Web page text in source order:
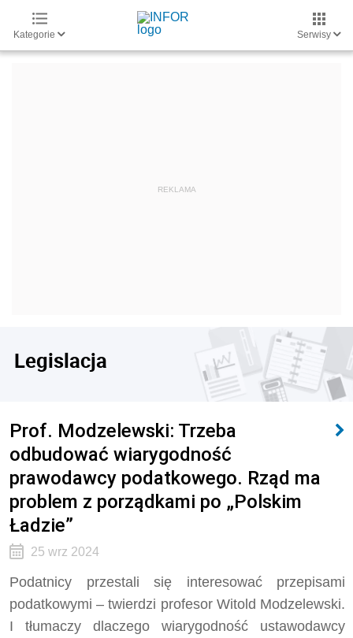
Kategorie Serwisy
Legislacja
Prof. Modzelewski: Trzeba
odbudować wiarygodność
prawodawcy podatkowego. Rząd ma
problem z porządkami po „Polskim
Ładzie”
25 wrz 2024
Podatnicy przestali się interesować przepisami
podatkowymi – twierdzi profesor Witold Modzelewski.
I tłumaczy dlaczego wiarygodność ustawodawcy